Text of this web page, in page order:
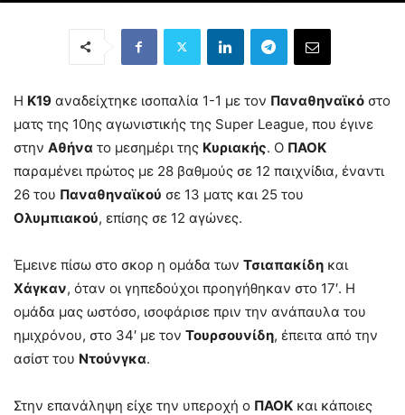
Η Κ19 αναδείχτηκε ισοπαλία 1-1 με τον Παναθηναϊκό στο
ματς της 10ης αγωνιστικής της Super League, που έγινε
στην Αθήνα το μεσημέρι της Κυριακής. Ο ΠΑΟΚ
παραμένει πρώτος με 28 βαθμούς σε 12 παιχνίδια, έναντι
26 του Παναθηναϊκού σε 13 ματς και 25 του
Ολυμπιακού, επίσης σε 12 αγώνες.
Έμεινε πίσω στο σκορ η ομάδα των Τσιαπακίδη και
Χάγκαν, όταν οι γηπεδούχοι προηγήθηκαν στο 17′. Η
ομάδα μας ωστόσο, ισοφάρισε πριν την ανάπαυλα του
ημιχρόνου, στο 34′ με τον Τουρσουνίδη, έπειτα από την
ασίστ του Ντούνγκα.
Στην επανάληψη είχε την υπεροχή ο ΠΑΟΚ και κάποιες